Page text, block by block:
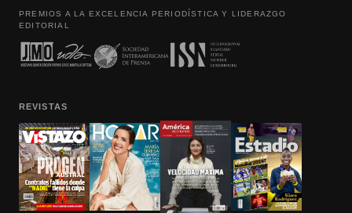
PREMIOS A LA EXCELENCIA PERIODÍSTICA Y LIDERAZGO
EDITORIAL
REVISTAS